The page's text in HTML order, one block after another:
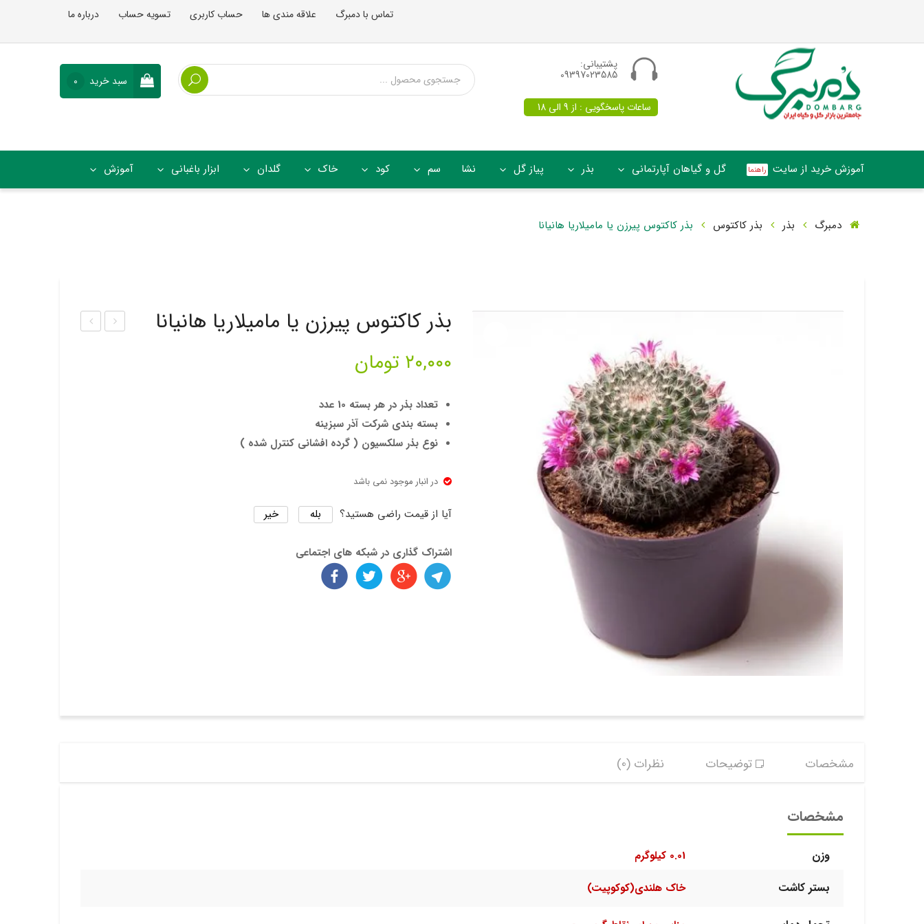
تماس با دمبرگ علاقه مندی ها حساب کاربری تسویه حساب درباره ما
پشتیبانی:
09397023585
ساعات پاسخگویی : از 9 الی 18
سبد خرید 0
آموزش خرید از سایت گل و گیاهان آپارتمانی بذر پیاز گل نشا سم کود خاک گلدان ابزار باغبانی آموزش
دمبرگ بذر بذر کاکتوس بذر کاکتوس پیرزن یا مامیلاریا هانیانا
بذر کاکتوس پیرزن یا مامیلاریا هانیانا
۲۰,۰۰۰ تومان
تعداد بذر در هر بسته 10 عدد
بسته بندی شرکت آذر سبزینه
نوع بذر سلکسیون ( گرده افشانی کنترل شده )
در انبار موجود نمی باشد
آیا از قیمت راضی هستید؟ بله خیر
اشتراک گذاری در شبکه های اجتماعی
مشخصات توضیحات نظرات (0)
مشخصات
وزن 0.01 کیلوگرم
بستر کاشت خاک هلندی(کوکوپیت)